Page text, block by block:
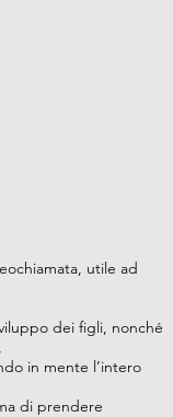
utile ad
dei figli, nonché
in mente l’intero
di prendere